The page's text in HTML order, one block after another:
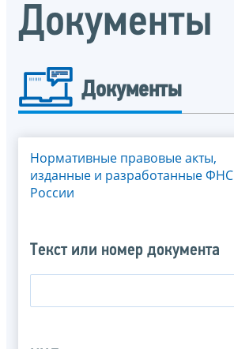
Документы
Документы
Нормативные правовые акты,
изданные и разработанные ФНС
России
Текст или номер документа